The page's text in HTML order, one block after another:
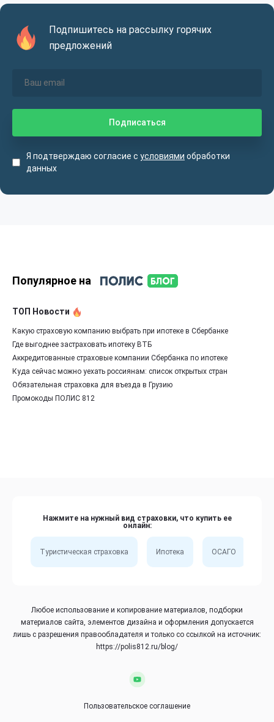
Подпишитесь на рассылку горячих
предложений
Я подтверждаю согласие с условиями обработки
данных
Популярное на
ТОП Новости
Какую страховую компанию выбрать при ипотеке в Сбербанке
Где выгоднее застраховать ипотеку ВТБ
Аккредитованные страховые компании Сбербанка по ипотеке
Куда сейчас можно уехать россиянам: список открытых стран
Обязательная страховка для въезда в Грузию
Промокоды ПОЛИС 812
Нажмите на нужный вид страховки, что купить ее
онлайн:
Туристическая страховка Ипотека ОСАГО
Любое использование и копирование материалов, подборки
материалов сайта, элементов дизайна и оформления допускается
лишь с разрешения правообладателя и только со ссылкой на источник:
https://polis812.ru/blog/
Пользовательское соглашение